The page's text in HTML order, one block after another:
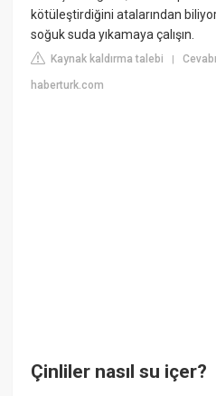
kötüleştirdiğini atalarından
soğuk suda yıkamaya çalışın.
Kaynak kaldırma talebi |
haberturk.com
Çinliler nasıl su içer?